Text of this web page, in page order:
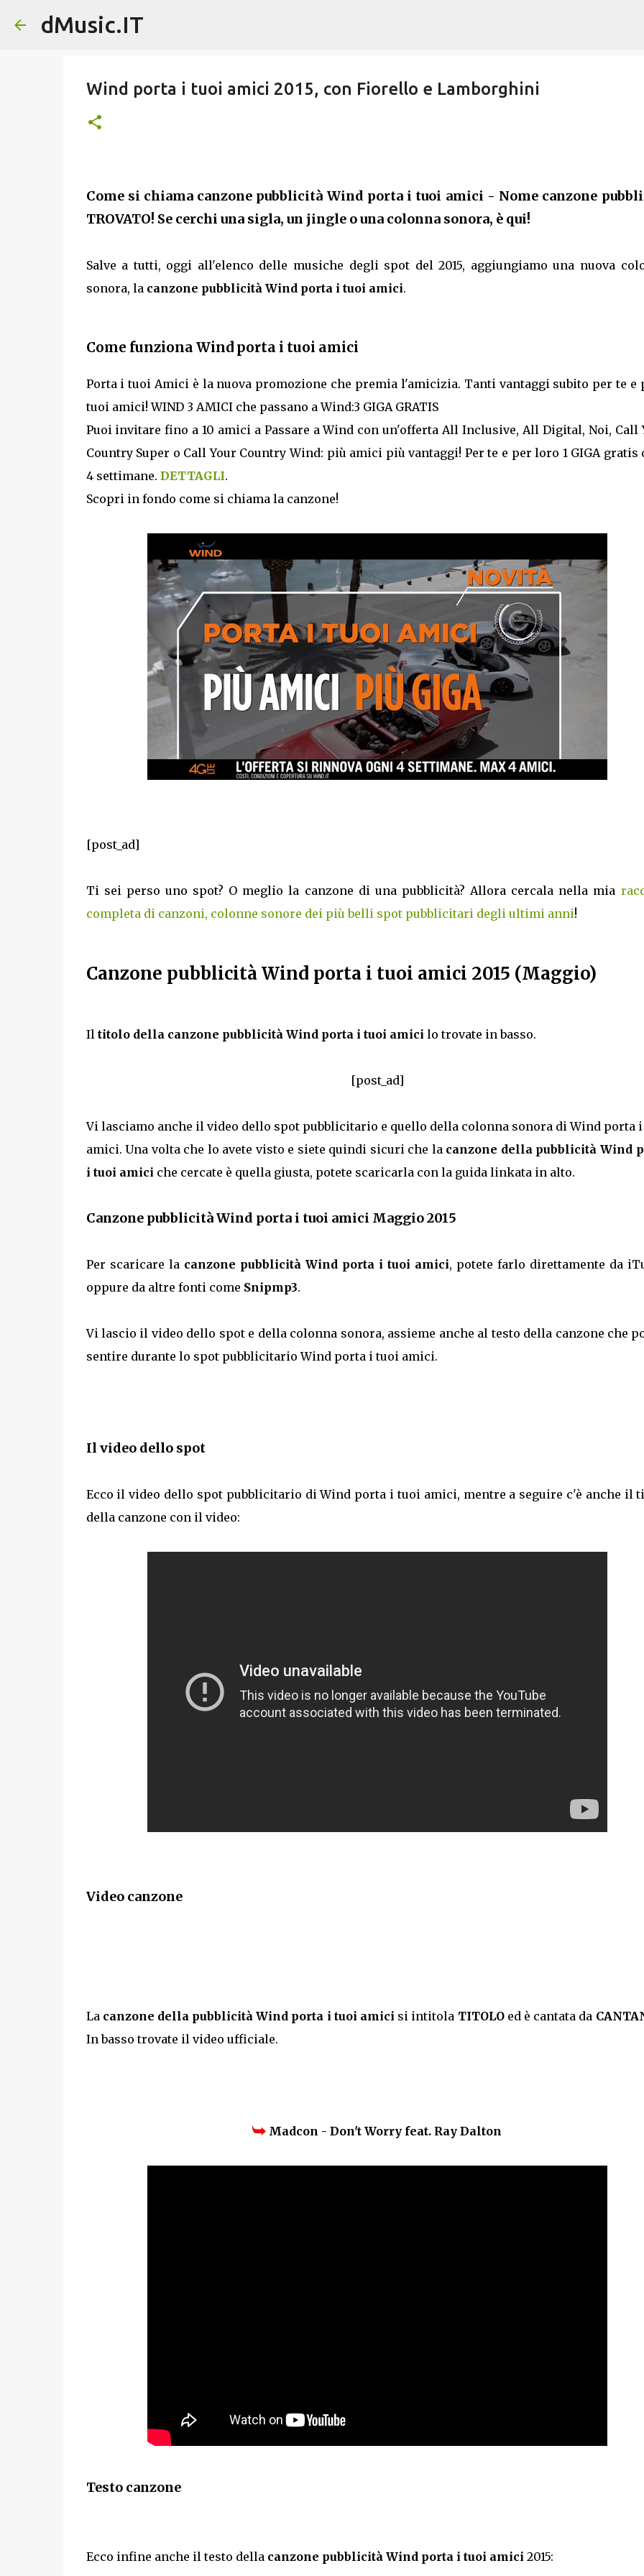
dMusic.IT
Wind porta i tuoi amici 2015, con Fiorello e Lamborghini
Come si chiama canzone pubblicità Wind porta i tuoi amici - Nome canzone
TROVATO! Se cerchi una sigla, un jingle o una colonna sonora, è qui!
Salve a tutti, oggi all'elenco delle musiche degli spot del 2015, aggiungiamo una nuova
sonora, la canzone pubblicità Wind porta i tuoi amici.
Come funziona Wind porta i tuoi amici
Porta i tuoi Amici è la nuova promozione che premia l'amicizia. Tanti vantaggi subito per te e
tuoi amici! WIND 3 AMICI che passano a Wind:3 GIGA GRATIS
Puoi invitare fino a 10 amici a Passare a Wind con un'offerta All Inclusive, All Digital, Noi, Call
Country Super o Call Your Country Wind: più amici più vantaggi! Per te e per loro 1 GIGA gratis
4 settimane. DETTAGLI.
Scopri in fondo come si chiama la canzone!
[post_ad]
Ti sei perso uno spot? O meglio la canzone di una pubblicità? Allora cercala nella mia
completa di canzoni, colonne sonore dei più belli spot pubblicitari degli ultimi anni!
Canzone pubblicità Wind porta i tuoi amici 2015 (Maggio)
Il titolo della canzone pubblicità Wind porta i tuoi amici lo trovate in basso.
[post_ad]
Vi lasciamo anche il video dello spot pubblicitario e quello della colonna sonora di Wind porta
amici. Una volta che lo avete visto e siete quindi sicuri che la canzone della pubblicità Wind
i tuoi amici che cercate è quella giusta, potete scaricarla con la guida linkata in alto.
Canzone pubblicità Wind porta i tuoi amici Maggio 2015
Per scaricare la canzone pubblicità Wind porta i tuoi amici, potete farlo direttamente da
oppure da altre fonti come Snipmp3.
Vi lascio il video dello spot e della colonna sonora, assieme anche al testo della canzone che
sentire durante lo spot pubblicitario Wind porta i tuoi amici.
Il video dello spot
Ecco il video dello spot pubblicitario di Wind porta i tuoi amici, mentre a seguire c'è anche il
della canzone con il video:
Video canzone
La canzone della pubblicità Wind porta i tuoi amici si intitola TITOLOed è cantata da
In basso trovate il video ufficiale.
Madcon - Don't Worry feat. Ray Dalton
Testo canzone
Ecco infine anche il testo della canzone pubblicità Wind porta i tuoi amici 2015: